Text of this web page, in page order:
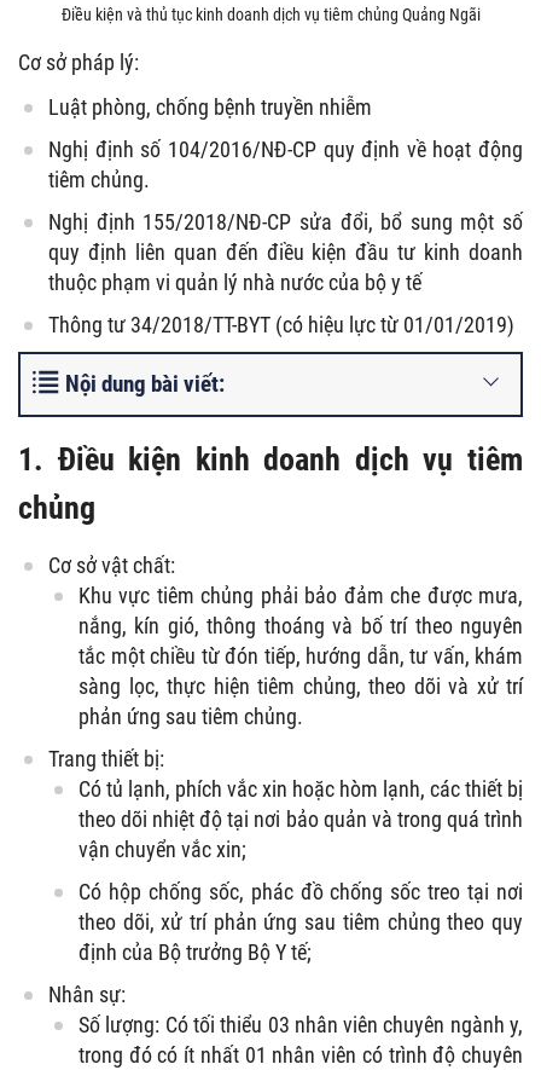
Điều kiện và thủ tục kinh doanh dịch vụ tiêm chủng Quảng Ngãi
Cơ sở pháp lý:
Luật phòng, chống bệnh truyền nhiễm
Nghị định số 104/2016/NĐ-CP quy định về hoạt động
tiêm chủng.
Nghị định 155/2018/NĐ-CP sửa đổi, bổ sung một số
quy định liên quan đến điều kiện đầu tư kinh doanh
thuộc phạm vi quản lý nhà nước của bộ y tế
Thông tư 34/2018/TT-BYT (có hiệu lực từ 01/01/2019)
Nội dung bài viết:
1. Điều kiện kinh doanh dịch vụ tiêm
chủng
Cơ sở vật chất:
Khu vực tiêm chủng phải bảo đảm che được mưa,
nắng, kín gió, thông thoáng và bố trí theo nguyên
tắc một chiều từ đón tiếp, hướng dẫn, tư vấn, khám
sàng lọc, thực hiện tiêm chủng, theo dõi và xử trí
phản ứng sau tiêm chủng.
Trang thiết bị:
Có tủ lạnh, phích vắc xin hoặc hòm lạnh, các thiết bị
theo dõi nhiệt độ tại nơi bảo quản và trong quá trình
vận chuyển vắc xin;
Có hộp chống sốc, phác đồ chống sốc treo tại nơi
theo dõi, xử trí phản ứng sau tiêm chủng theo quy
định của Bộ trưởng Bộ Y tế;
Nhân sự:
Số lượng: Có tối thiểu 03 nhân viên chuyên ngành y,
trong đó có ít nhất 01 nhân viên có trình độ chuyên